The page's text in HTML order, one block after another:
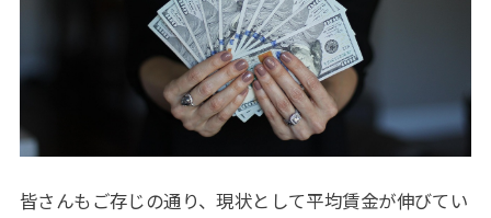
皆さんもご存じの通り、現状として平均賃金が伸びてい